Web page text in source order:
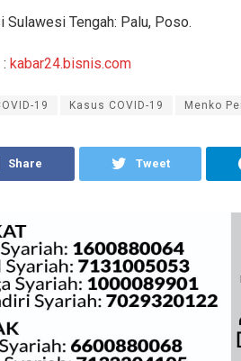
Sulawesi Tengah: Palu, Poso.
kabar24.bisnis.com
19 Kasus COVID-19 Menko
Share Tweet